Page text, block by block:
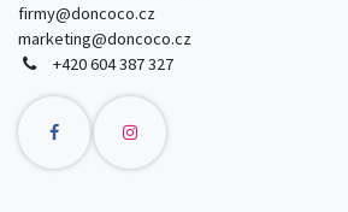
firmy@doncoco.cz
marketing@doncoco.cz
+420 604 387 327